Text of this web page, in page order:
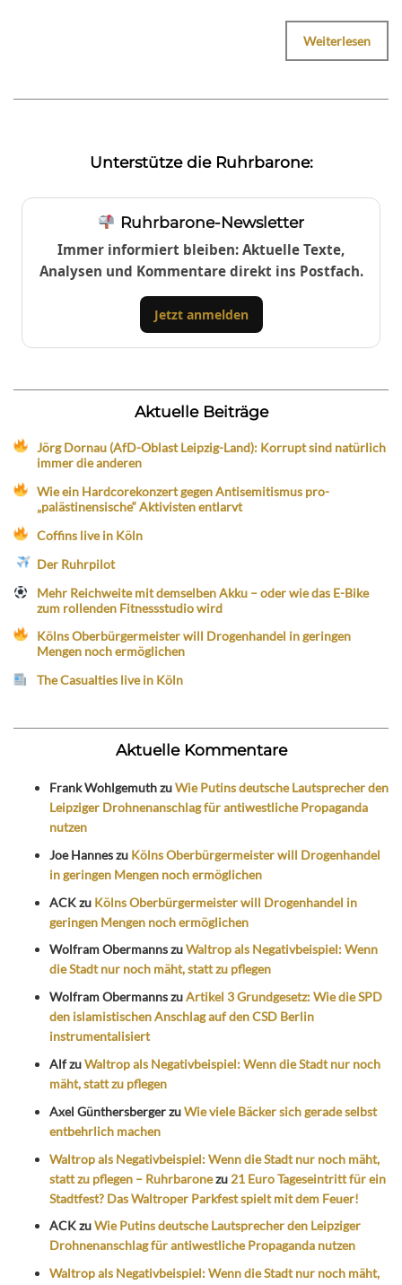
Weiterlesen
Unterstütze die Ruhrbarone:
Ruhrbarone-Newsletter
Immer informiert bleiben: Aktuelle Texte,
Analysen und Kommentare direkt ins Postfach.
Jetzt anmelden
Aktuelle Beiträge
Jörg Dornau (AfD-Oblast Leipzig-Land): Korrupt sind natürlich
immer die anderen
Wie ein Hardcorekonzert gegen Antisemitismus pro-
„palästinensische“ Aktivisten entlarvt
Coffins live in Köln
Der Ruhrpilot
Mehr Reichweite mit demselben Akku – oder wie das E-Bike
zum rollenden Fitnessstudio wird
Kölns Oberbürgermeister will Drogenhandel in geringen
Mengen noch ermöglichen
The Casualties live in Köln
Aktuelle Kommentare
Frank WohlgemuthzuWie Putins deutsche Lautsprecher den
Leipziger Drohnenanschlag für antiwestliche Propaganda
nutzen
Joe Hanneszu Kölns Oberbürgermeister will Drogenhandel
in geringen Mengen noch ermöglichen
ACKzu Kölns Oberbürgermeister will Drogenhandel in
geringen Mengen noch ermöglichen
Wolfram ObermannszuWaltrop als Negativbeispiel: Wenn
die Stadt nur noch mäht, statt zu pflegen
Wolfram ObermannszuArtikel 3 Grundgesetz: Wie die SPD
den islamistischen Anschlag auf den CSD Berlin
instrumentalisiert
AlfzuWaltrop als Negativbeispiel: Wenn die Stadt nur noch
mäht, statt zu pflegen
Axel GünthersbergerzuWie viele Bäcker sich gerade selbst
entbehrlich machen
Waltrop als Negativbeispiel: Wenn die Stadt nur noch mäht,
statt zu pflegen – Ruhrbaronezu 21 Euro Tageseintritt für ein
Stadtfest? Das Waltroper Parkfest spielt mit dem Feuer!
ACKzuWie Putins deutsche Lautsprecher den Leipziger
Drohnenanschlag für antiwestliche Propaganda nutzen
Waltrop als Negativbeispiel: Wenn die Stadt nur noch mäht,